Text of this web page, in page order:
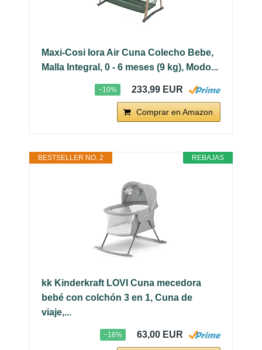
Maxi-Cosi Iora Air Cuna Colecho Bebe,
Malla Integral, 0 - 6 meses (9 kg), Modo...
−10% 233,99 EUR
Comprar en Amazon
REBAJAS
BESTSELLER NO. 2
kk Kinderkraft LOVI Cuna mecedora
bebé con colchón 3 en 1, Cuna de
viaje,...
−16% 63,00 EUR